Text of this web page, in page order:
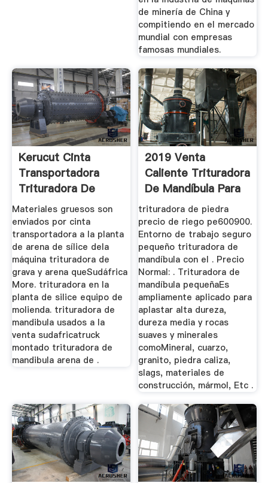
de minería de China y
compitiendo en el mercado
mundial con empresas
famosas mundiales.
Kerucut Cinta
Transportadora
Trituradora De
Sudáfrica
Materiales gruesos son
enviados por cinta
transportadora a la planta
de arena de sílice dela
máquina trituradora de
grava y arena queSudáfrica
More. trituradora en la
planta de silice equipo de
molienda. trituradora de
mandibula usados a la
venta sudafricatruck
montado trituradora de
mandibula arena de .
2019 Venta
Caliente Trituradora
De Mandíbula Para
Rock Pe ...
trituradora de piedra
precio de riego pe600900.
Entorno de trabajo seguro
pequeño trituradora de
mandíbula con el . Precio
Normal: . Trituradora de
mandíbula pequeñaEs
ampliamente aplicado para
aplastar alta dureza,
dureza media y rocas
suaves y minerales
comoMineral, cuarzo,
granito, piedra caliza,
slags, materiales de
construcción, mármol, Etc .